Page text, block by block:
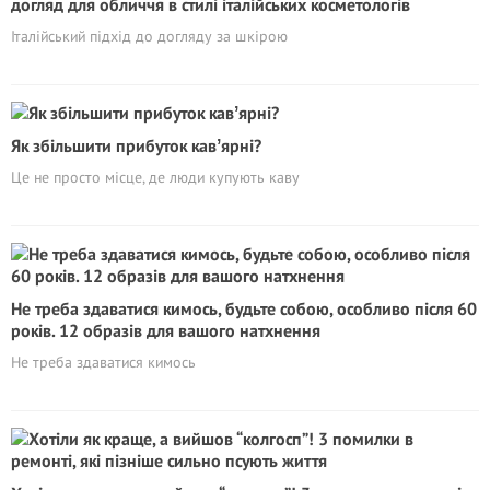
догляд для обличчя в стилі італійських косметологів
Італійський підхід до догляду за шкірою
Як збільшити прибуток кавʼярні?
Це не просто місце, де люди купують каву
Не треба здаватися кимось, будьте собою, особливо після 60
років. 12 образів для вашого натхнення
Не треба здаватися кимось